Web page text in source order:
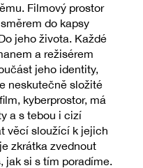
Filmový prostor
do kapsy
jeho života. Každé
a režisérem
jeho identity,
neskutečně složité
kyberprostor, má
a s tebou i cizí
věcí sloužící k jejich
zkrátka zvednout
jak si s tím poradíme.